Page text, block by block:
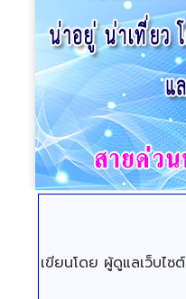
เขียนโดย ผู้ดูแลเว็บไซต์